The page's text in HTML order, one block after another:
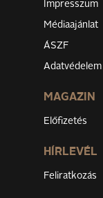
Impresszum
Médiaajánlat
ÁSZF
Adatvédelem
MAGAZIN
Előfizetés
HÍRLEVÉL
Feliratkozás